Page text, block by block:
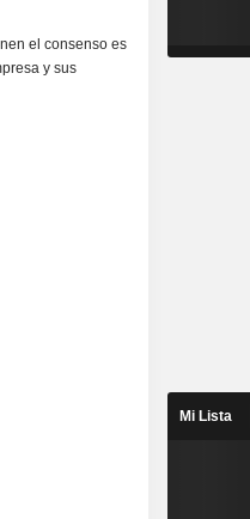
el consenso es
y sus
Mi Lista